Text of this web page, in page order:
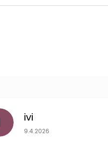
ivi
Hodnotenie obchodu je
9.4.2026